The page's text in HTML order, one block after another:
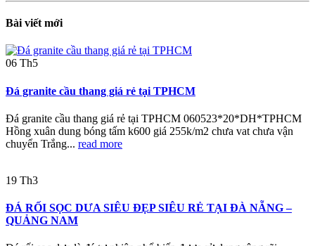
Bài viết mới
06 Th5
Đá granite cầu thang giá rẻ tại TPHCM
Đá granite cầu thang giá rẻ tại TPHCM 060523*20*DH*TPHCM
Hồng xuân dung bóng tấm k600 giá 255k/m2 chưa vat chưa vận
chuyển Trắng... read more
19 Th3
ĐÁ RỐI SỌC DƯA SIÊU ĐẸP SIÊU RẺ TẠI ĐÀ NẴNG –
QUẢNG NAM